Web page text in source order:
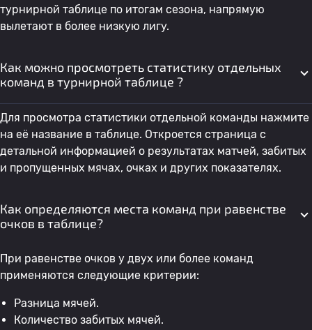
турнирной таблице по итогам сезона, напрямую
вылетают в более низкую лигу.
Как можно просмотреть статистику отдельных
команд в турнирной таблице ?
Для просмотра статистики отдельной команды нажмите
на её название в таблице. Откроется страница с
детальной информацией о результатах матчей, забитых
и пропущенных мячах, очках и других показателях.
Как определяются места команд при равенстве
очков в таблице?
При равенстве очков у двух или более команд
применяются следующие критерии:
Разница мячей.
Количество забитых мячей.